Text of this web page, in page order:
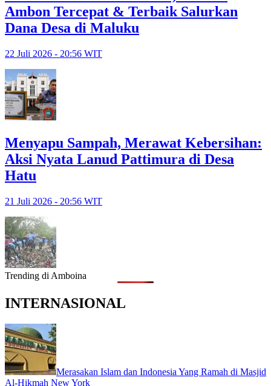
Ambon Tercepat & Terbaik Salurkan
Dana Desa di Maluku
22 Juli 2026 - 20:56 WIT
Menyapu Sampah, Merawat Kebersihan:
Aksi Nyata Lanud Pattimura di Desa
Hatu
21 Juli 2026 - 20:56 WIT
Trending di Amboina
INTERNASIONAL
Merasakan Islam dan Indonesia Yang Ramah di Masjid
Al-Hikmah New York